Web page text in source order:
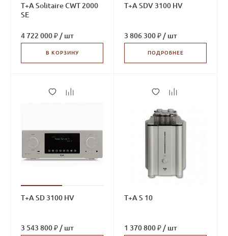
T+A Solitaire CWT 2000
SE
4 722 000 ₽ / шт
В КОРЗИНУ
T+A SDV 3100 HV
3 806 300 ₽ / шт
ПОДРОБНЕЕ
T+A SD 3100 HV
3 543 800 ₽ / шт
T+A S 10
1 370 800 ₽ / шт